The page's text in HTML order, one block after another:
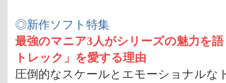
◎新作ソフト特集
最強のマニア3人がシリーズの魅力を
トレック」を愛する理由
圧倒的なスケールとエモーショナルな